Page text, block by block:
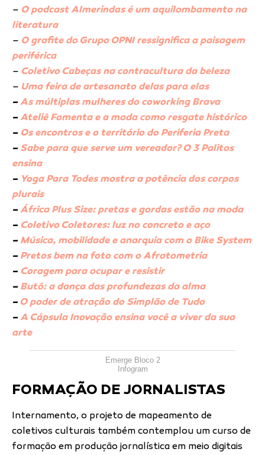
– O podcast Almerindas é um aquilombamento na
literatura
– O grafite do Grupo OPNI ressignifica a paisagem
periférica
– Coletivo Cabeças na contracultura da beleza
– Uma feira de artesanato delas para elas
–As múltiplas mulheres do coworking Brava
– Ateliê Fomenta e a moda como resgate histórico
– Os encontros e o território do Periferia Preta
– Sabe para que serve um vereador? O 3 Palitos
ensina
– Yoga Para Todes mostra a potência dos corpos
plurais
– África Plus Size: pretas e gordas estão na moda
– Coletivo Coletores: luz no concreto e aço
– Música, mobilidade e anarquia com o Bike System
– Pretos bem na foto com o Afrotometria
– Coragem para ocupar e resistir
– Butô: a dança das profundezas da alma
– O poder de atração do Simplão de Tudo
– A Cápsula Inovação ensina você a viver da sua
arte
Emerge Bloco 2
Infogram
FORMAÇÃO DE JORNALISTAS
Internamento, o projeto de mapeamento de
coletivos culturais também contemplou um curso de
formação em produção jornalística em meio digitais